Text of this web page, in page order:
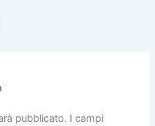
pubblicato. I campi